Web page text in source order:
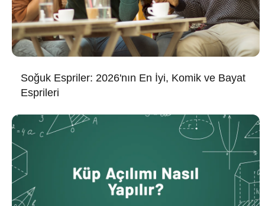
Soğuk Espriler: 2026'nın En İyi, Komik ve Bayat
Esprileri